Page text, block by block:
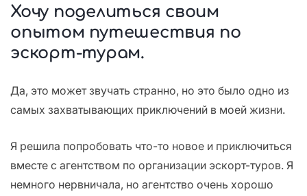
Хочу поделиться своим
опытом путешествия по
эскорт-турам.
Да, это может звучать странно, но это было одно из
самых захватывающих приключений в моей жизни.
Я решила попробовать что-то новое и приключиться
вместе с агентством по организации эскорт-туров. Я
немного нервничала, но агентство очень хорошо